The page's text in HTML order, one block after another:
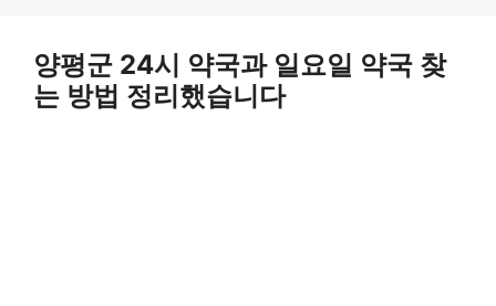
양평군 24시 약국과 일요일 약국 찾
는 방법 정리했습니다